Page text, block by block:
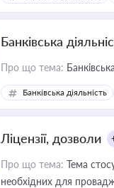
приватизації, оренди
Банківська
Про що тема:
Банківська діяльність
Ліцензії, дозволи
Про що тема: Тема
необхідних для